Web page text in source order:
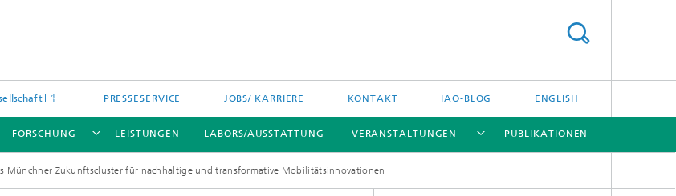
PRESSESERVICE JOBS/ KARRIERE KONTAKT IAO-BLOG ENGLISH
FORSCHUNG LEISTUNGEN LABORS/AUSSTATTUNG VERANSTALTUNGEN PUBLIKATIONEN
Münchner Zukunftscluster für nachhaltige und transformative Mobilitätsinnovationen